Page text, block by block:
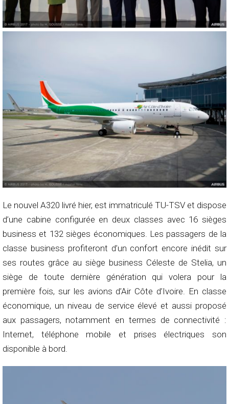
Le nouvel A320 livré hier, est immatriculé TU-TSV et dispose
d’une cabine configurée en deux classes avec 16 sièges
business et 132 sièges économiques. Les passagers de la
classe business profiteront d’un confort encore inédit sur
ses routes grâce au siège business Céleste de Stelia, un
siège de toute dernière génération qui volera pour la
première fois, sur les avions d’Air Côte d’Ivoire. En classe
économique, un niveau de service élevé et aussi proposé
aux passagers, notamment en termes de connectivité :
Internet, téléphone mobile et prises électriques son
disponible à bord.